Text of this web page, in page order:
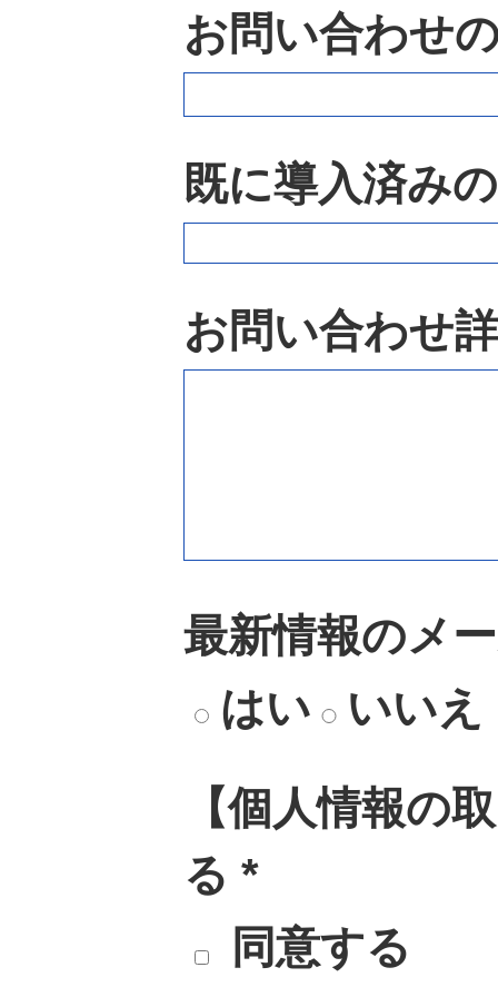
お問い合わせ
既に導入済み
お問い合わせ
最新情報のメ
はい
いいえ
【個人情報の
る *
同意する